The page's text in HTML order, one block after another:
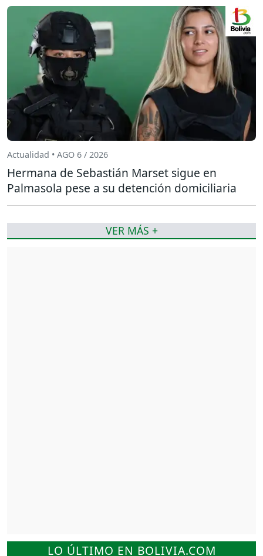
LO ÚLTIMO EN BOLIVIA.COM
Actualidad • AGO 6 / 2026
Hermana de Sebastián Marset sigue en
Palmasola pese a su detención domiciliaria
VER MÁS +